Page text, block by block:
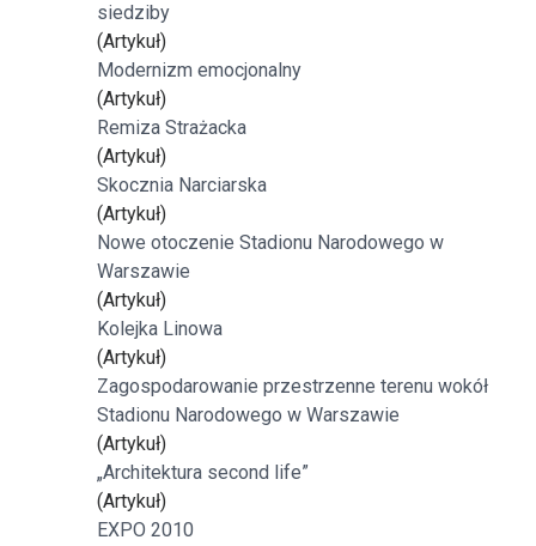
siedziby
(Artykuł)
Modernizm emocjonalny
(Artykuł)
Remiza Strażacka
(Artykuł)
Skocznia Narciarska
(Artykuł)
Nowe otoczenie Stadionu Narodowego w
Warszawie
(Artykuł)
Kolejka Linowa
(Artykuł)
Zagospodarowanie przestrzenne terenu wokół
Stadionu Narodowego w Warszawie
(Artykuł)
„Architektura second life”
(Artykuł)
EXPO 2010